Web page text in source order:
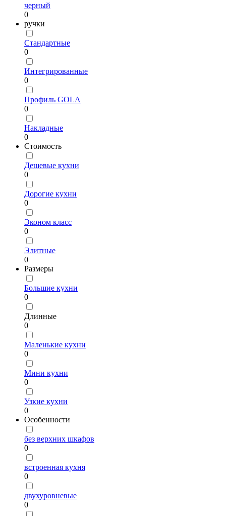
черный
0
ручки
Стандартные
0
Интегрированные
0
Профиль GOLA
0
Накладные
0
Стоимость
Дешевые кухни
0
Дорогие кухни
0
Эконом класс
0
Элитные
0
Размеры
Большие кухни
0
Длинные
0
Маленькие кухни
0
Мини кухни
0
Узкие кухни
0
Особенности
без верхних шкафов
0
встроенная кухня
0
двухуровневые
0